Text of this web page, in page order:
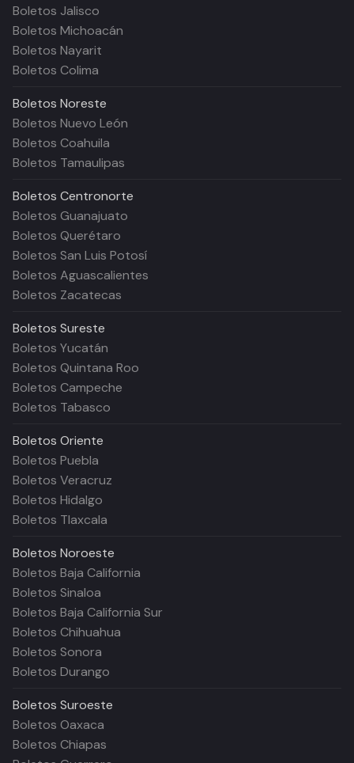
Boletos Jalisco
Boletos Michoacán
Boletos Nayarit
Boletos Colima
Boletos Noreste
Boletos Nuevo León
Boletos Coahuila
Boletos Tamaulipas
Boletos Centronorte
Boletos Guanajuato
Boletos Querétaro
Boletos San Luis Potosí
Boletos Aguascalientes
Boletos Zacatecas
Boletos Sureste
Boletos Yucatán
Boletos Quintana Roo
Boletos Campeche
Boletos Tabasco
Boletos Oriente
Boletos Puebla
Boletos Veracruz
Boletos Hidalgo
Boletos Tlaxcala
Boletos Noroeste
Boletos Baja California
Boletos Sinaloa
Boletos Baja California Sur
Boletos Chihuahua
Boletos Sonora
Boletos Durango
Boletos Suroeste
Boletos Oaxaca
Boletos Chiapas